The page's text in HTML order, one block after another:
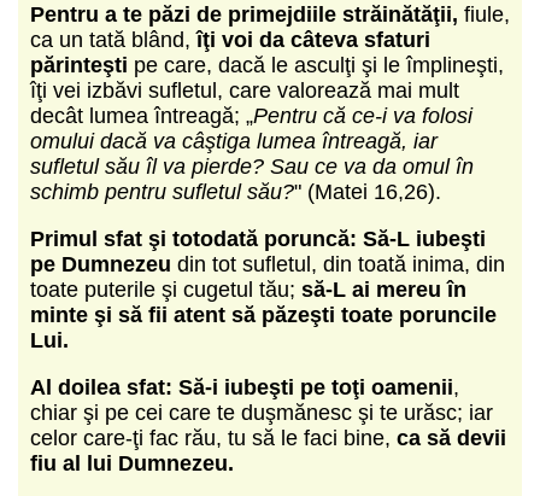
Pentru a te păzi de primejdiile străinătăţii, fiule,
ca un tată blând, îţi voi da câteva sfaturi
părinteşti pe care, dacă le asculţi şi le împlineşti,
îţi vei izbăvi sufletul, care valorează mai mult
decât lumea întreagă; „Pentru că ce-i va folosi
omului dacă va câştiga lumea întreagă, iar
sufletul său îl va pierde? Sau ce va da omul în
schimb pentru sufletul său?" (Matei 16,26).
Primul sfat şi totodată poruncă: Să-L iubeşti
pe Dumnezeu din tot sufletul, din toată inima, din
toate puterile şi cugetul tău; să-L ai mereu în
minte şi să fii atent să păzeşti toate poruncile
Lui.
Al doilea sfat: Să-i iubeşti pe toţi oamenii,
chiar şi pe cei care te duşmănesc şi te urăsc; iar
celor care-ţi fac rău, tu să le faci bine, ca să devii
fiu al lui Dumnezeu.